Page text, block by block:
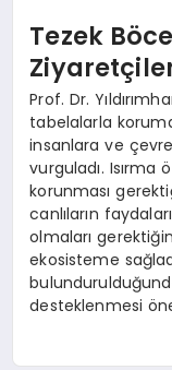
Tezek
Prof. Dr.
tabelalarla
insanlara ve
vurguladı. Isırma
korunması
canlıların
olmaları
ekosisteme
desteklenmesi